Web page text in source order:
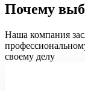
Почему
Наша компания
своему делу